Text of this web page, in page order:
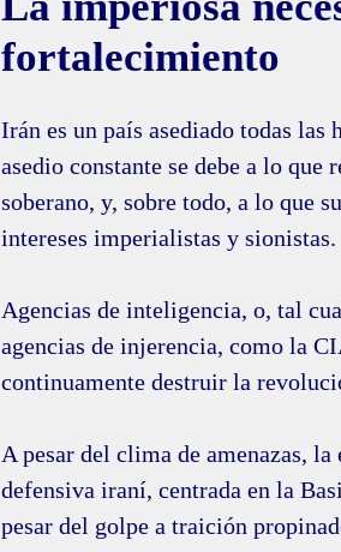
fortalecimiento
Irán es un país asediado todas las
asedio constante se debe a lo
soberano, y, sobre todo, a lo que
intereses imperialistas y sionistas.
Agencias de inteligencia, o, tal
agencias de injerencia, como la
continuamente destruir la
A pesar del clima de amenazas,
defensiva iraní, centrada en la
pesar del golpe a traición